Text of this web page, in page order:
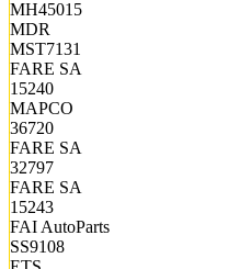
MH45015
MDR
MST7131
FARE SA
15240
MAPCO
36720
FARE SA
32797
FARE SA
15243
FAI AutoParts
SS9108